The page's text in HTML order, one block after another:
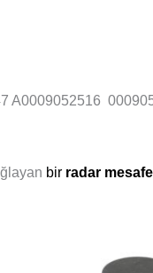
A0009052516
bir radar mesafe